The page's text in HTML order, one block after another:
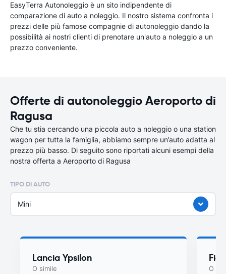
EasyTerra Autonoleggio è un sito indipendente di
comparazione di auto a noleggio. Il nostro sistema confronta i
prezzi delle più famose compagnie di autonoleggio dando la
possibilità ai nostri clienti di prenotare un'auto a noleggio a un
prezzo conveniente.
Offerte di autonoleggio Aeroporto di
Ragusa
Che tu stia cercando una piccola auto a noleggio o una station
wagon per tutta la famiglia, abbiamo sempre un’auto adatta al
prezzo più basso. Di seguito sono riportati alcuni esempi della
nostra offerta a Aeroporto di Ragusa
TIPO DI AUTO
Mini
Lancia Ypsilon
O simile O